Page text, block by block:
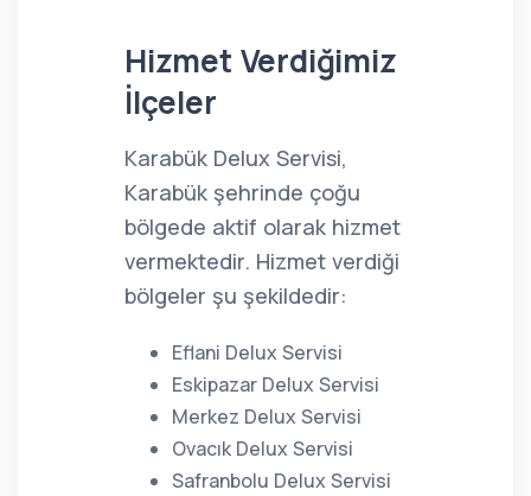
Hizmet Verdiğimiz
İlçeler
Karabük Delux Servisi,
Karabük şehrinde çoğu
bölgede aktif olarak hizmet
vermektedir. Hizmet verdiği
bölgeler şu şekildedir:
Eflani Delux Servisi
Eskipazar Delux Servisi
Merkez Delux Servisi
Ovacık Delux Servisi
Safranbolu Delux Servisi